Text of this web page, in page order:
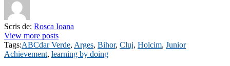
Scris de: Rosca Ioana
View more posts
Tags:ABCdar Verde, Arges, Bihor, Cluj, Holcim, Junior
Achievement, learning by doing